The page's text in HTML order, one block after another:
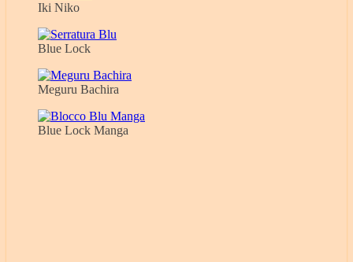
Iki Niko
Blue Lock
Meguru Bachira
Blue Lock Manga